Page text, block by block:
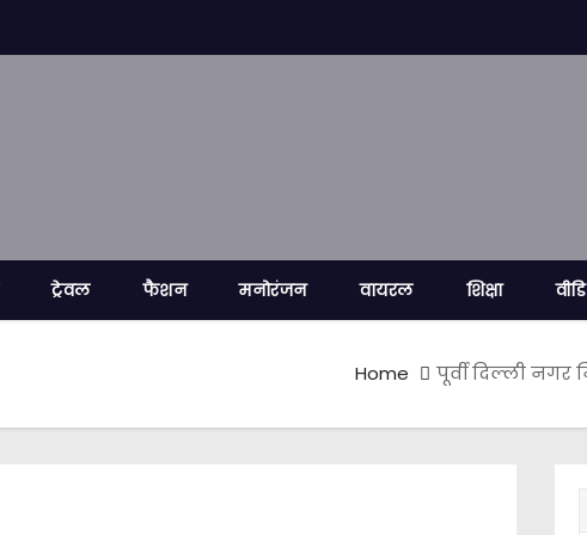
ट्रेवल फैशन मनोरंजन वायरल शिक्षा
Home पूर्वी दिल्ली